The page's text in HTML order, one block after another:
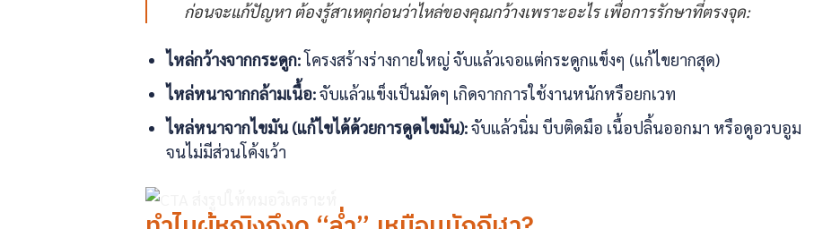
ก่อนจะแก้ปัญหา ต้องรู้สาเหตุก่อนว่าไหล่ของคุณกว้างเพราะอะไร เพื่อการรักษาที่ตรงจุด:
ไหล่กว้างจากกระดูก:โครงสร้างร่างกายใหญ่ จับแล้วเจอแต่กระดูกแข็งๆ (แก้ไขยากสุด)
ไหล่หนาจากกล้ามเนื้อ:จับแล้วแข็งเป็นมัดๆ เกิดจากการใช้งานหนักหรือยกเวท
ไหล่หนาจากไขมัน (แก้ไขได้ด้วยการดูดไขมัน):จับแล้วนิ่ม บีบติดมือ เนื้อปลิ้นออกมา หรือดูอวบอูม
จนไม่มีส่วนโค้งเว้า